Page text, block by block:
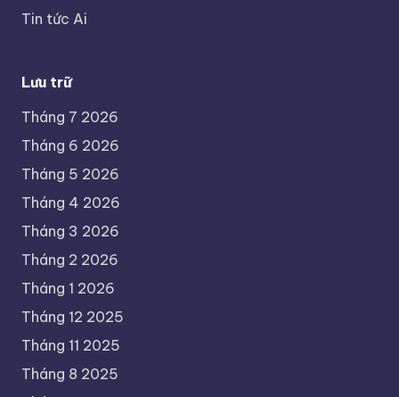
Tin tức Ai
Lưu trữ
Tháng 7 2026
Tháng 6 2026
Tháng 5 2026
Tháng 4 2026
Tháng 3 2026
Tháng 2 2026
Tháng 1 2026
Tháng 12 2025
Tháng 11 2025
Tháng 8 2025